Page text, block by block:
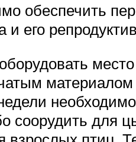
обеспечить
и его
соорудить для